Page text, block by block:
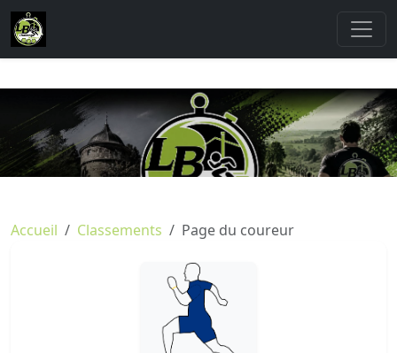
Accueil Classements Page du coureur